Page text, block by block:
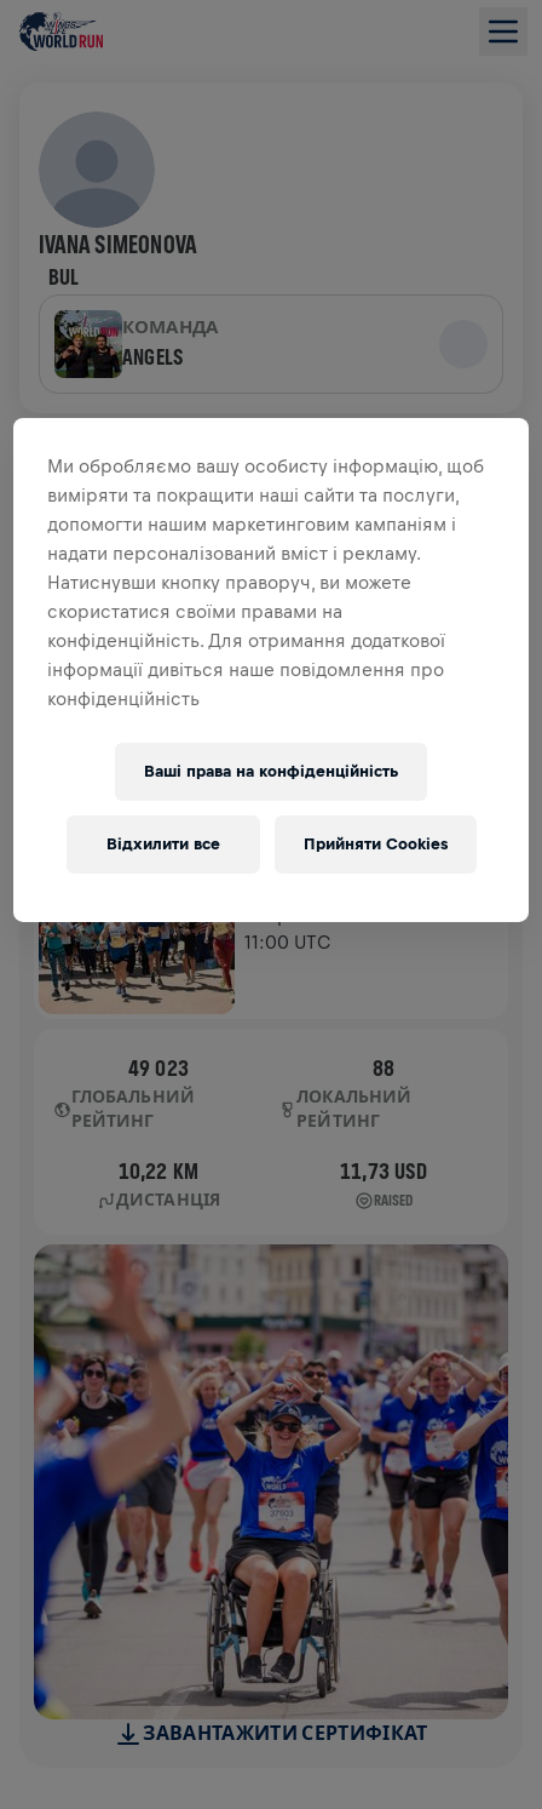
IVANA SIMEONOVA
BUL
КОМАНДА
ANGELS
ЗІБРАНО 0,00 USD З 0,00 USD ЦІЛЬ
ДОДАТКОВІ ВНЕСКИ
ЗРОБИТИ ДОДАТКОВИЙ ВНЕСОК
Зроби внесок, щоб змінити ситуацію! 100% твого
внеску йде на дослідження спинного мозку.
ІСТОРІЯ
11:00 UTC
49 023
ГЛОБАЛЬНИЙ
РЕЙТИНГ
88
ЛОКАЛЬНИЙ
РЕЙТИНГ
10,22 KM
ДИСТАНЦІЯ
11,73 USD
RAISED
ЗАВАНТАЖИТИ СЕРТИФІКАТ
Ми обробляємо вашу особисту інформацію, щоб
виміряти та покращити наші сайти та послуги,
допомогти нашим маркетинговим кампаніям і
надати персоналізований вміст і рекламу.
Натиснувши кнопку праворуч, ви можете
скористатися своїми правами на
конфіденційність. Для отримання додаткової
інформації дивіться наше повідомлення про
конфіденційність
Ваші права на конфіденційність
Відхилити все Прийняти Cookies